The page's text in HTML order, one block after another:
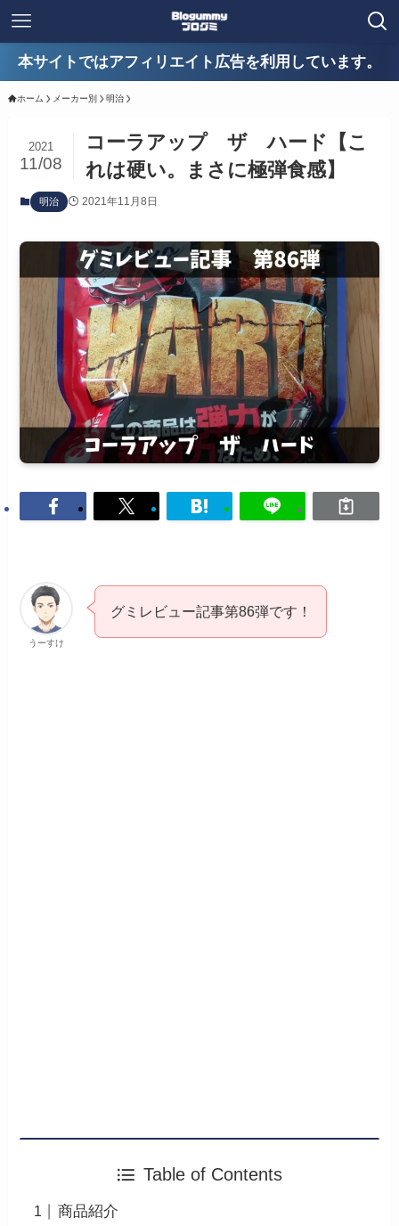
本サイトではアフィリエイト広告を利用しています。
ホーム メーカー別 明治
コーラアップ ザ ハード【こ
れは硬い。まさに極弾食感】
2021
11/08
明治 2021年11月8日
うーすけ
グミレビュー記事第86弾です！
Table of Contents
商品紹介